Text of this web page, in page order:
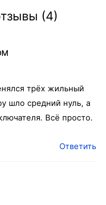
(4)
трёх жильный
шло средний нуль, а
Всё просто.
Ответить